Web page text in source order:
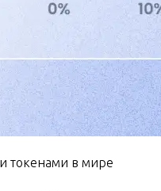
токенами в мире